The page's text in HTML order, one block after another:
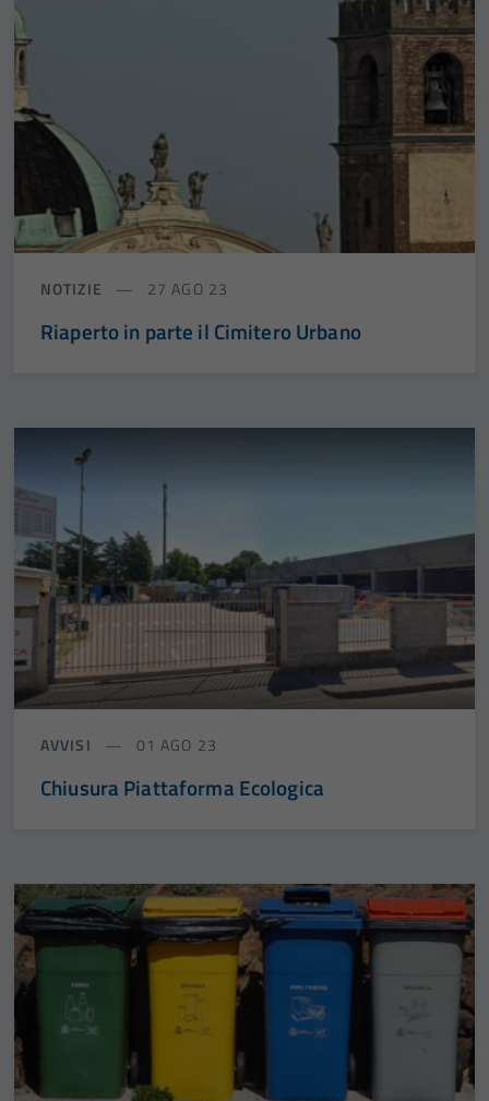
NOTIZIE 27 AGO 23
Riaperto in parte il Cimitero Urbano
AVVISI 01 AGO 23
Chiusura Piattaforma Ecologica
Tecnici
Questi cookie
sono necessari
funzionamento
del sito e non
disabilitati.
Questi cookie
personali.